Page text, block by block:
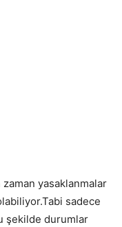
yasaklanmalar
sadece
şekilde durumlar